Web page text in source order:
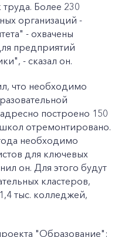
Более 230
организаций -
- охвачены
предприятий
- сказал он.
что необходимо
построено 150
отремонтировано.
необходимо
для ключевых
он. Для этого будут
кластеров,
тыс. колледжей,
"Образование":